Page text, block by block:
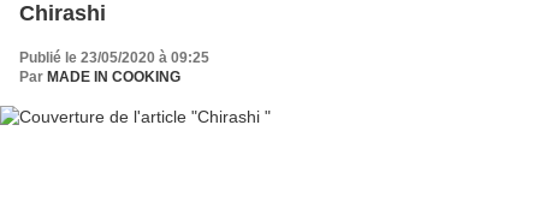
Chirashi
Publié le 23/05/2020 à 09:25
Par MADE IN COOKING